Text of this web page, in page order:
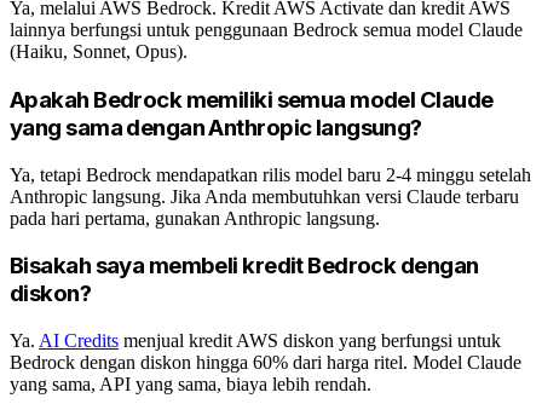
Ya, melalui AWS Bedrock. Kredit AWS Activate dan kredit AWS
lainnya berfungsi untuk penggunaan Bedrock semua model Claude
(Haiku, Sonnet, Opus).
Apakah Bedrock memiliki semua model Claude
yang sama dengan Anthropic langsung?
Ya, tetapi Bedrock mendapatkan rilis model baru 2-4 minggu setelah
Anthropic langsung. Jika Anda membutuhkan versi Claude terbaru
pada hari pertama, gunakan Anthropic langsung.
Bisakah saya membeli kredit Bedrock dengan
diskon?
Ya. AI Credits menjual kredit AWS diskon yang berfungsi untuk
Bedrock dengan diskon hingga 60% dari harga ritel. Model Claude
yang sama, API yang sama, biaya lebih rendah.